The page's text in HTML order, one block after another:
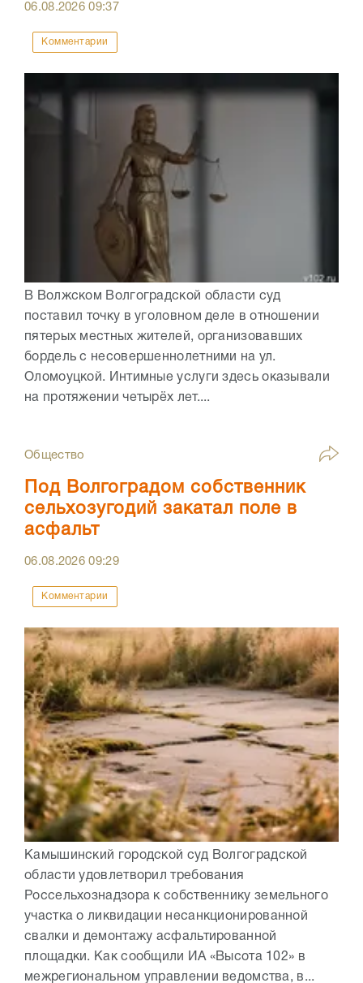
06.08.202609:37
Комментарии
В Волжском Волгоградской области суд
поставил точку в уголовном деле в отношении
пятерых местных жителей, организовавших
бордель с несовершеннолетними на ул.
Оломоуцкой. Интимные услуги здесь оказывали
на протяжении четырёх лет....
Общество
Под Волгоградом собственник
сельхозугодий закатал поле в
асфальт
06.08.202609:29
Комментарии
Камышинский городской суд Волгоградской
области удовлетворил требования
Россельхознадзора к собственнику земельного
участка о ликвидации несанкционированной
свалки и демонтажу асфальтированной
площадки. Как сообщили ИА «Высота 102» в
межрегиональном управлении ведомства, в...